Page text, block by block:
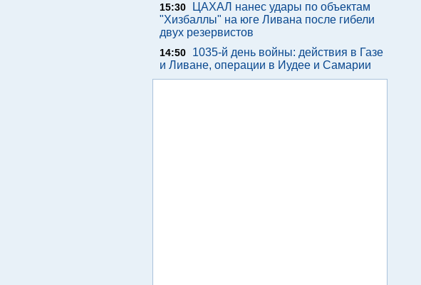
15:30
ЦАХАЛ нанес удары по объектам
"Хизбаллы" на юге Ливана после гибели
двух резервистов
14:50
1035-й день войны: действия в Газе
и Ливане, операции в Иудее и Самарии